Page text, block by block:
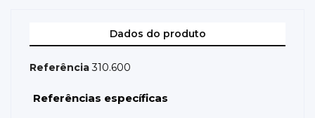
Dados do produto
Referência 310.600
Referências específicas